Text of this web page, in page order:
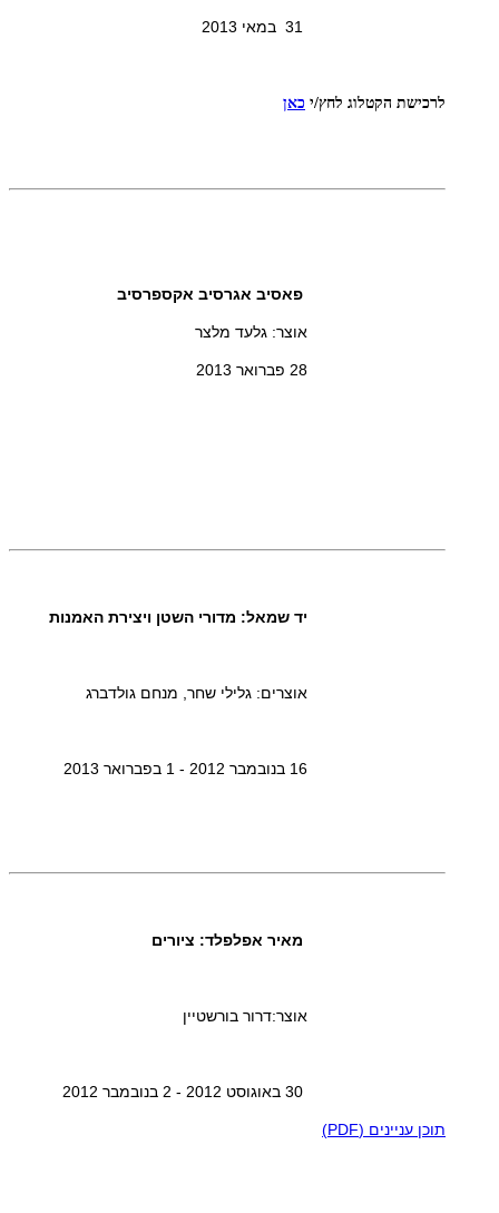
לרכישת הקטלוג לחץ/י כאן
פאסיב אגרסיב אקספרסיב
אוצר: גלעד מלצר
יד שמאל: מדורי השטן ויצירת האמנות
אוצרים: גלילי שחר, מנחם גולדברג
מאיר אפלפלד: ציורים
אוצר:דרור בורשטיין
תוכן עניינים (PDF)